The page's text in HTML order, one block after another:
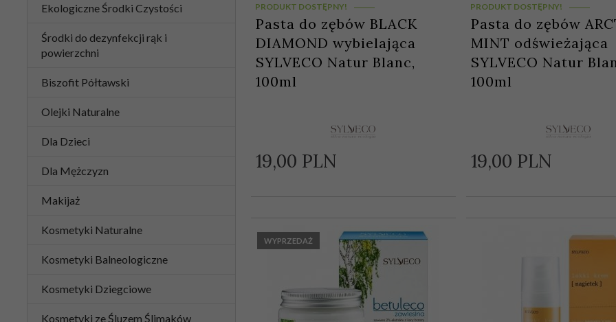
Ekologiczne Środki Czystości
Środki do dezynfekcji rąk i
powierzchni
Biszofit Półtawski
Olejki Naturalne
Dla Dzieci
Dla Mężczyzn
Makijaż
Kosmetyki Naturalne
Kosmetyki Balneologiczne
Kosmetyki Dziegciowe
Kosmetyki ze Śluzem Ślimaków
PRODUKT DOSTĘPNY!
Pasta do zębów BLACK
DIAMOND wybielająca
SYLVECO Natur Blanc,
100ml
19,00 PLN
PRODUKT DOSTĘPNY!
Pasta do zębów
MINT odświeżająca
SYLVECO Natur
100ml
19,00 PLN
WYPRZEDAŻ